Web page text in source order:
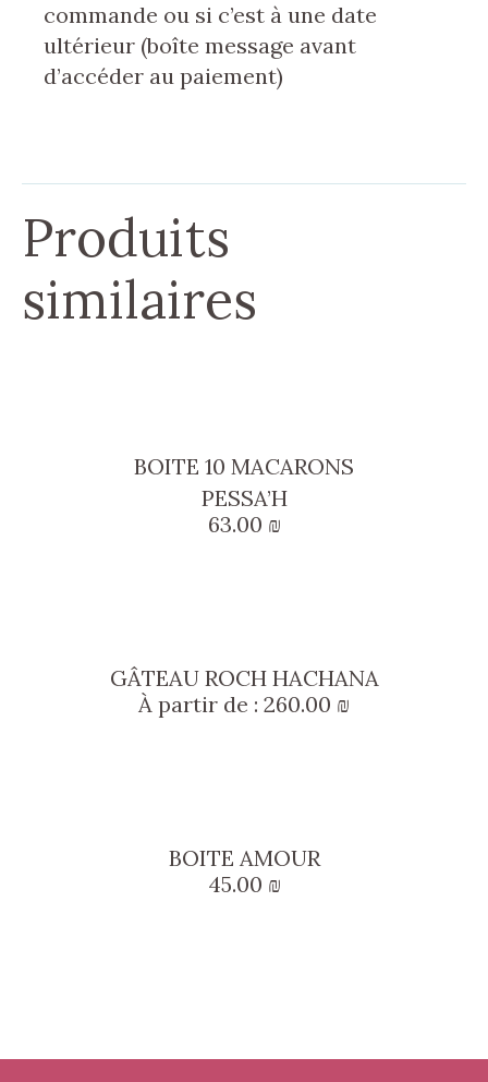
commande ou si c’est à une date
ultérieur (boîte message avant
d’accéder au paiement)
Produits
similaires
BOITE 10 MACARONS
PESSA’H
63.00 ₪
GÂTEAU ROCH HACHANA
À partir de : 260.00 ₪
BOITE AMOUR
45.00 ₪